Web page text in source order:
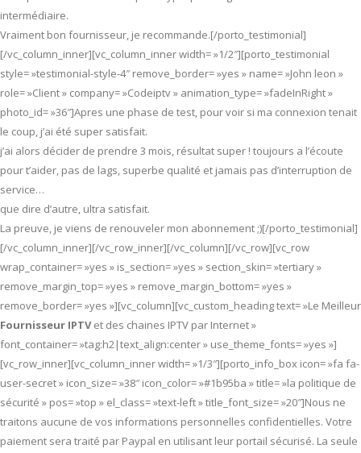
intermédiaire.
Vraiment bon fournisseur, je recommande.[/porto_testimonial]
[/vc_column_inner][vc_column_inner width= »1/2″][porto_testimonial
style= »testimonial-style-4″ remove_border= »yes » name= »John leon »
role= »Client » company= »Codeiptv » animation_type= »fadeInRight »
photo_id= »36″]Apres une phase de test, pour voir si ma connexion tenait
le coup, j’ai été super satisfait.
j’ai alors décider de prendre 3 mois, résultat super ! toujours a l’écoute
pour t’aider, pas de lags, superbe qualité et jamais pas d’interruption de
service…
que dire d’autre, ultra satisfait.
La preuve, je viens de renouveler mon abonnement ;)[/porto_testimonial]
[/vc_column_inner][/vc_row_inner][/vc_column][/vc_row][vc_row
wrap_container= »yes » is_section= »yes » section_skin= »tertiary »
remove_margin_top= »yes » remove_margin_bottom= »yes »
remove_border= »yes »][vc_column][vc_custom_heading text= »Le Meilleur
Fournisseur IPTVet des chaines IPTV par Internet »
font_container= »tag:h2|text_align:center » use_theme_fonts= »yes »]
[vc_row_inner][vc_column_inner width= »1/3″][porto_info_box icon= »fa fa-
user-secret » icon_size= »38″ icon_color= »#1b95ba » title= »la politique de
sécurité » pos= »top » el_class= »text-left » title_font_size= »20″]Nous ne
traitons aucune de vos informations personnelles confidentielles. Votre
paiement sera traité par Paypal en utilisant leur portail sécurisé. La seule